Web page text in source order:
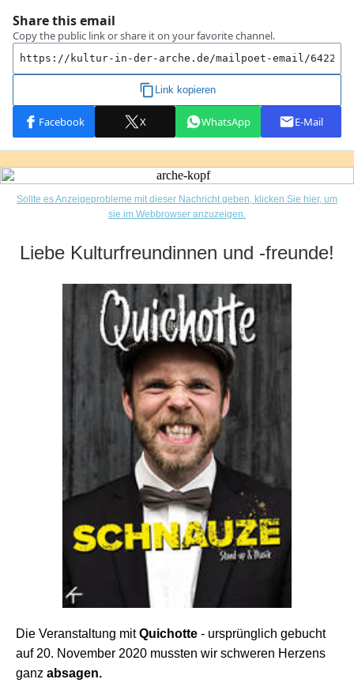
Sollte es Anzeigeprobleme mit dieser Nachricht geben, klicken Sie hier, um
sie im Webbrowser anzuzeigen.
Liebe Kulturfreundinnen und -freunde!
Die Veranstaltung mitQuichotte - ursprünglich gebucht
auf 20. November 2020 mussten wir schweren Herzens
ganz absagen.